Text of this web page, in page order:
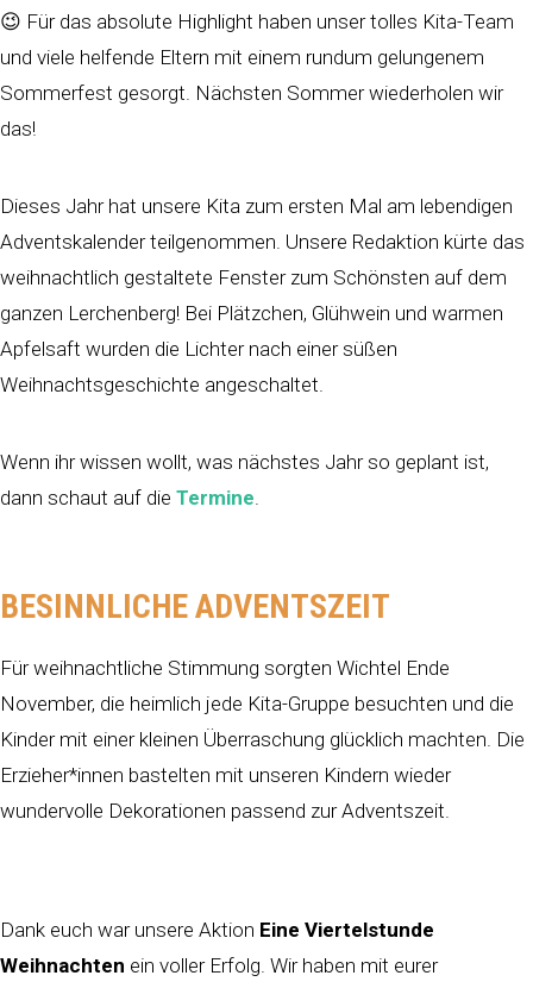
😉 Für das absolute Highlight haben unsertolles Kita-Team
und viele helfende Eltern mit einem rundum gelungenem
Sommerfest gesorgt. Nächsten Sommer wiederholen wir
das!
Dieses Jahr hat unsere Kita zum ersten Mal am lebendigen
Adventskalender teilgenommen. Unsere Redaktion kürte das
weihnachtlich gestaltete Fenster zum Schönsten auf dem
ganzen Lerchenberg! Bei Plätzchen, Glühwein und warmen
Apfelsaft wurden die Lichter nach einer süßen
Weihnachtsgeschichte angeschaltet.
Wenn ihr wissen wollt, was nächstes Jahr so geplant ist,
dann schaut auf die Termine.
BESINNLICHE ADVENTSZEIT
Für weihnachtliche Stimmung sorgten Wichtel Ende
November, die heimlich jede Kita-Gruppe besuchten und die
Kinder mit einer kleinen Überraschung glücklich machten. Die
Erzieher*innen bastelten mit unseren Kindern wieder
wundervolle Dekorationen passend zur Adventszeit.
Dank euch war unsere Aktion Eine Viertelstunde
Weihnachten ein voller Erfolg. Wir haben mit eurer